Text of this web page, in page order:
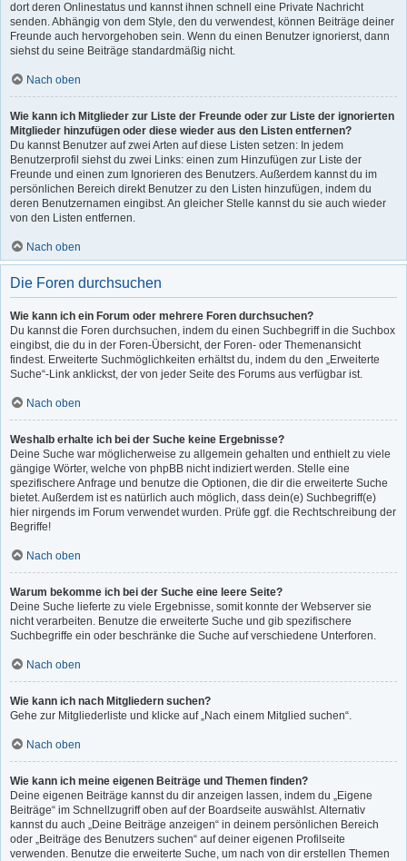
dort deren Onlinestatus und kannst ihnen schnell eine Private Nachricht
senden. Abhängig von dem Style, den du verwendest, können Beiträge deiner
Freunde auch hervorgehoben sein. Wenn du einen Benutzer ignorierst, dann
siehst du seine Beiträge standardmäßig nicht.
Nach oben
Wie kann ich Mitglieder zur Liste der Freunde oder zur Liste der ignorierten
Mitglieder hinzufügen oder diese wieder aus den Listen entfernen?
Du kannst Benutzer auf zwei Arten auf diese Listen setzen: In jedem
Benutzerprofil siehst du zwei Links: einen zum Hinzufügen zur Liste der
Freunde und einen zum Ignorieren des Benutzers. Außerdem kannst du im
persönlichen Bereich direkt Benutzer zu den Listen hinzufügen, indem du
deren Benutzernamen eingibst. An gleicher Stelle kannst du sie auch wieder
von den Listen entfernen.
Nach oben
Die Foren durchsuchen
Wie kann ich ein Forum oder mehrere Foren durchsuchen?
Du kannst die Foren durchsuchen, indem du einen Suchbegriff in die Suchbox
eingibst, die du in der Foren-Übersicht, der Foren- oder Themenansicht
findest. Erweiterte Suchmöglichkeiten erhältst du, indem du den „Erweiterte
Suche“-Link anklickst, der von jeder Seite des Forums aus verfügbar ist.
Nach oben
Weshalb erhalte ich bei der Suche keine Ergebnisse?
Deine Suche war möglicherweise zu allgemein gehalten und enthielt zu viele
gängige Wörter, welche von phpBB nicht indiziert werden. Stelle eine
spezifischere Anfrage und benutze die Optionen, die dir die erweiterte Suche
bietet. Außerdem ist es natürlich auch möglich, dass dein(e) Suchbegriff(e)
hier nirgends im Forum verwendet wurden. Prüfe ggf. die Rechtschreibung der
Begriffe!
Nach oben
Warum bekomme ich bei der Suche eine leere Seite?
Deine Suche lieferte zu viele Ergebnisse, somit konnte der Webserver sie
nicht verarbeiten. Benutze die erweiterte Suche und gib spezifischere
Suchbegriffe ein oder beschränke die Suche auf verschiedene Unterforen.
Nach oben
Wie kann ich nach Mitgliedern suchen?
Gehe zur Mitgliederliste und klicke auf „Nach einem Mitglied suchen“.
Nach oben
Wie kann ich meine eigenen Beiträge und Themen finden?
Deine eigenen Beiträge kannst du dir anzeigen lassen, indem du „Eigene
Beiträge“ im Schnellzugriff oben auf der Boardseite auswählst. Alternativ
kannst du auch „Deine Beiträge anzeigen“ in deinem persönlichen Bereich
oder „Beiträge des Benutzers suchen“ auf deiner eigenen Profilseite
verwenden. Benutze die erweiterte Suche, um nach von dir erstellen Themen